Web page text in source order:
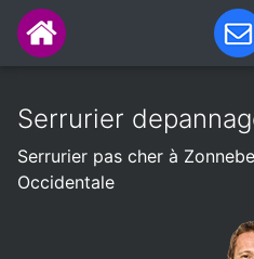
Serrurier
Serrurier pas cher à
Occidentale